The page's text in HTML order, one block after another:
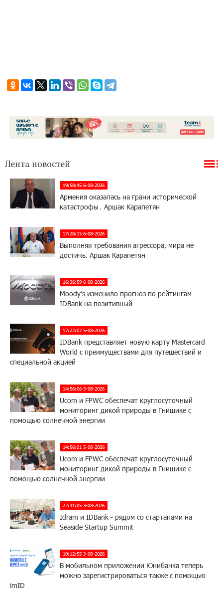
Лента новостей
19:58:45 6-08-2026
Армения оказалась на грани исторической
катастрофы․ Аршак Карапетян
17:28:15 6-08-2026
Выполняя требования агрессора, мира не
достичь. Аршак Карапетян
16:36:59 6-08-2026
Moody’s изменило прогноз по рейтингам
IDBank на позитивный
17:22:07 5-08-2026
IDBank представляет новую карту Mastercard
World с преимуществами для путешествий и
специальной акцией
14:56:06 5-08-2026
Ucom и FPWC обеспечат круглосуточный
мониторинг дикой природы в Гнишике с
помощью солнечной энергии
14:56:01 5-08-2026
Ucom и FPWC обеспечат круглосуточный
мониторинг дикой природы в Гнишике с
помощью солнечной энергии
22:41:05 3-08-2026
Idram и IDBank - рядом со стартапами на
Seaside Startup Summit
10:12:55 3-08-2026
В мобильном приложении Юнибанка теперь
можно зарегистрироваться также с помощью
imID